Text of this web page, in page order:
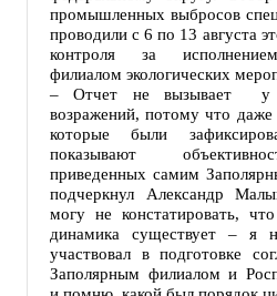
промышленных выбросов
проводили с 6 по 13 августа
контроля за
филиалом экологических
– Отчет не вызывает у
возражений, потому что
которые были
показывают
приведенных самим
подчеркнул Александр
могу не констатировать,
динамика существует – я
участвовал в подготовке
Заполярным филиалом и